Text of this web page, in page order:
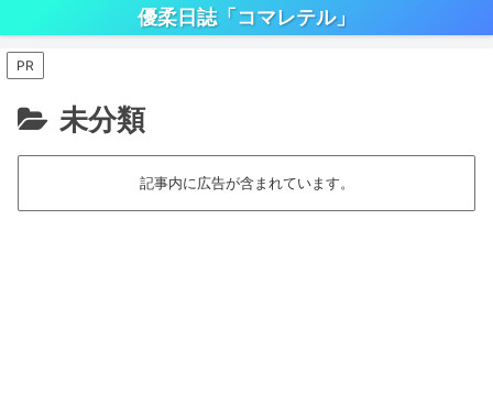
優柔日誌「コマレテル」
PR
未分類
記事内に広告が含まれています。